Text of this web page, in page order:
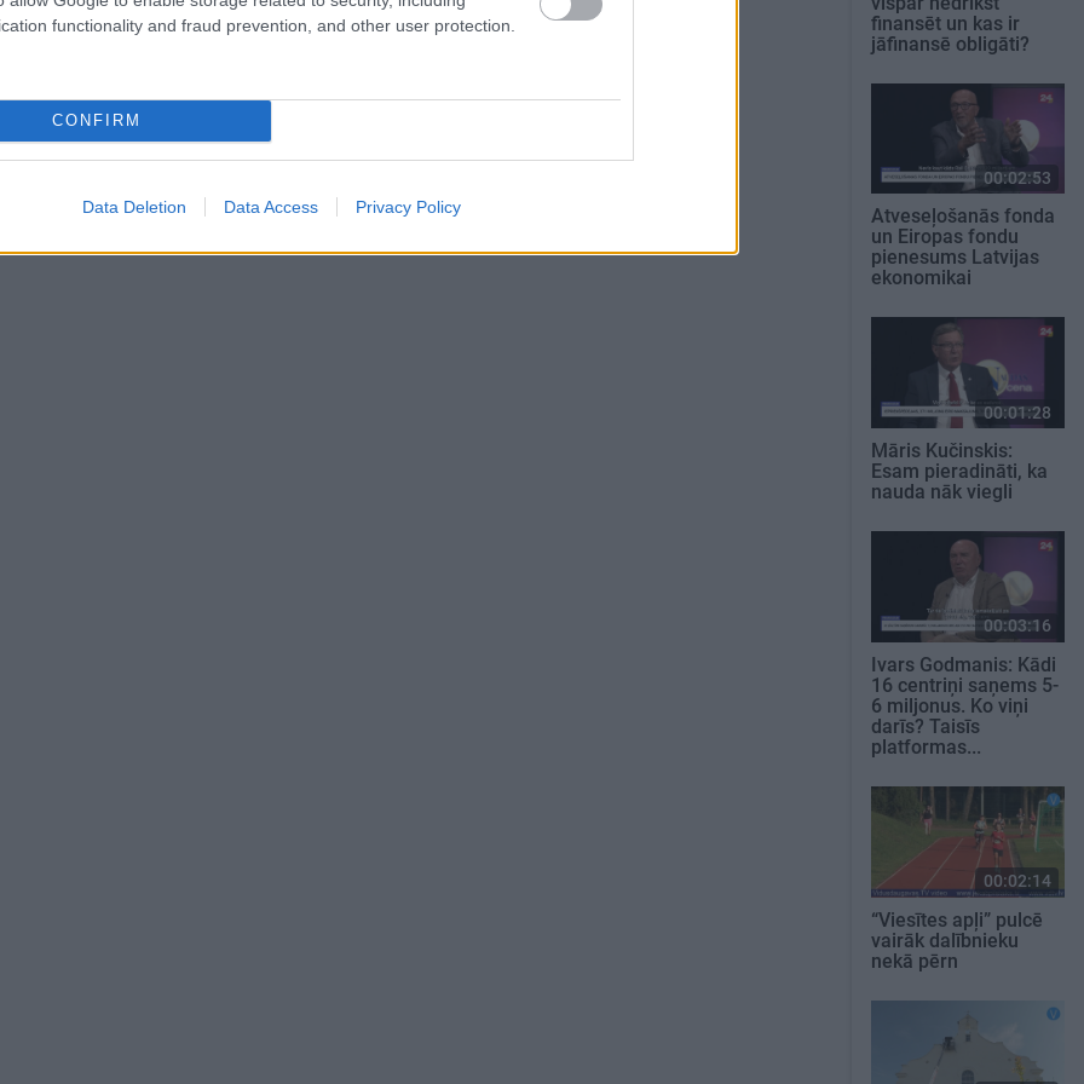
functionality and fraud prevention, and other user protection.
CONFIRM
Data Deletion Data Access Privacy Policy
finansēt un kas ir
jāfinansē obligāti?
00:02:53
Atveseļošanās fonda
un Eiropas fondu
pienesums Latvijas
ekonomikai
00:01:28
Māris Kučinskis:
Esam pieradināti, ka
nauda nāk viegli
00:03:16
Ivars Godmanis: Kādi
16 centriņi saņems 5-
6 miljonus. Ko viņi
darīs? Taisīs
platformas...
00:02:14
“Viesītes apļi” pulcē
vairāk dalībnieku
nekā pērn